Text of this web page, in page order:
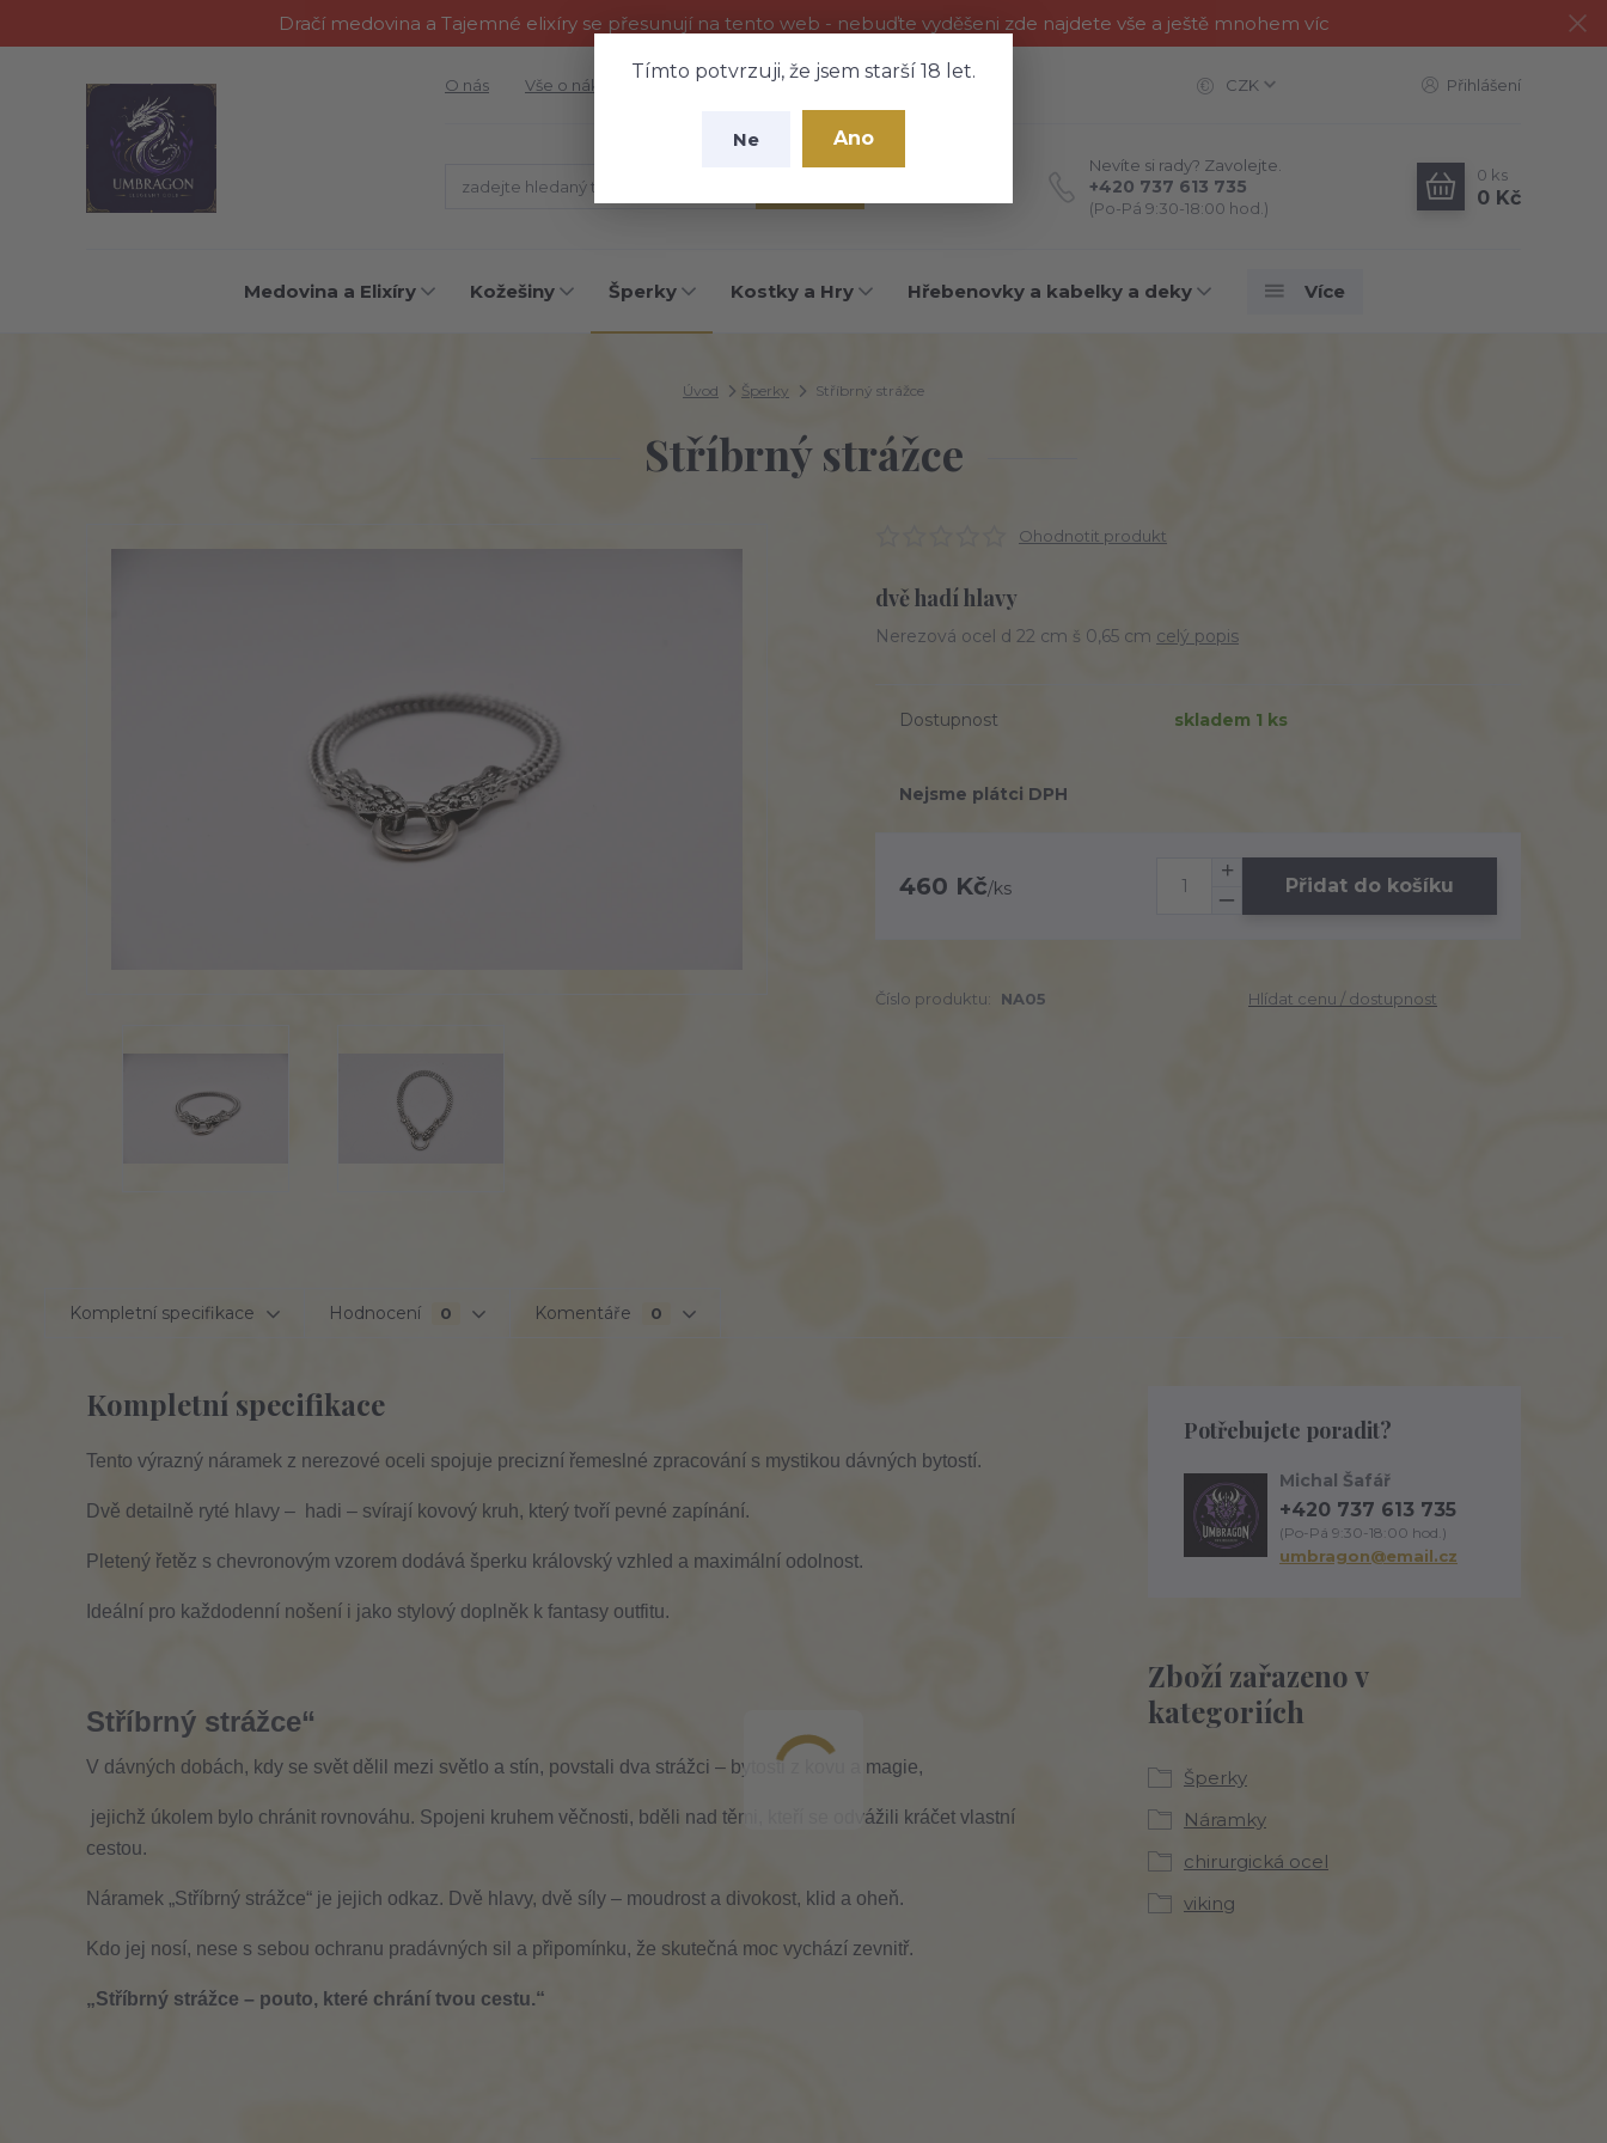
Dračí medovina a Tajemné elixíry se přesunují na tento web - nebuďte vyděšeni zde najdete vše a ještě mnohem víc
Tímto potvrzuji, že jsem starší 18 let.
Ne Ano
O nás Vše o nákupu Fotogalerie Kontakty CZK Přihlášení
Nevíte si rady? Zavolejte.
+420 737 613 735
(Po-Pá 9:30-18:00 hod.)
0 ks
0 Kč
Medovina a Elixíry Kožešiny Šperky Kostky a Hry Hřebenovky a kabelky a deky Více
Úvod Šperky Stříbrný strážce
Stříbrný strážce
Ohodnotit produkt
dvě hadí hlavy
Nerezová ocel d 22 cm š 0,65 cm celý popis
Dostupnost skladem 1 ks
Nejsme plátci DPH
460 Kč/ks Přidat do košíku
Číslo produktu: NA05 Hlídat cenu / dostupnost
Kompletní specifikace Hodnocení 0 Komentáře 0
Kompletní specifikace
Tento výrazný náramek z nerezové oceli spojuje precizní řemeslné zpracování s mystikou dávných bytostí.
Dvě detailně ryté hlavy – hadi – svírají kovový kruh, který tvoří pevné zapínání.
Pletený řetěz s chevronovým vzorem dodává šperku královský vzhled a maximální odolnost.
Ideální pro každodenní nošení i jako stylový doplněk k fantasy outfitu.
Stříbrný strážce“
V dávných dobách, kdy se svět dělil mezi světlo a stín, povstali dva strážci – bytosti z kovu a magie,
cestou.
Náramek „Stříbrný strážce“ je jejich odkaz. Dvě hlavy, dvě síly – moudrost a divokost, klid a oheň.
Kdo jej nosí, nese s sebou ochranu pradávných sil a připomínku, že skutečná moc vychází zevnitř.
„Stříbrný strážce – pouto, které chrání tvou cestu.“
Zboží zařazeno v
kategoriích
Šperky
Náramky
chirurgická ocel
viking
Potřebujete poradit?
Michal Šafář
+420 737 613 735
(Po-Pá 9:30-18:00 hod.)
umbragon@email.cz